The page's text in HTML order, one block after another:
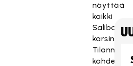
näyttää
kaikki
Tilanne
kahden